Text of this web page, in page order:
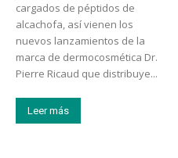
cargados de péptidos de
alcachofa, así vienen los
nuevos lanzamientos de la
marca de dermocosmética Dr.
Pierre Ricaud que distribuye...
Leer más